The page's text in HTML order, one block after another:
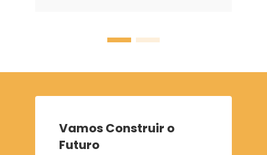
Vamos Construir o
Futuro